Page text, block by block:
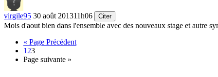
virgile95 30 août 201311h06 Citer
Mois d'aout bien dans l'ensemble avec des nouveaux stage et autre
« Page Précédent
1 23
Page suivante »